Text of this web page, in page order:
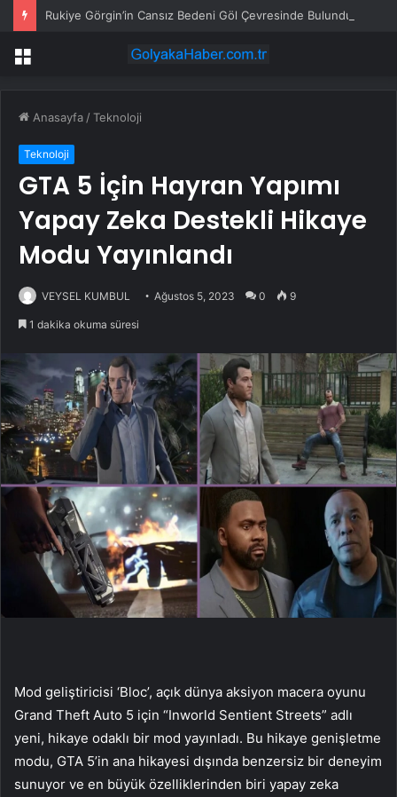
Rukiye Görgin’in Cansız Bedeni Göl Çevresinde Bulundu
Menü
Anasayfa /Teknoloji
Teknoloji
GTA 5 İçin Hayran Yapımı
Yapay Zeka Destekli Hikaye
Modu Yayınlandı
VEYSEL KUMBUL Ağustos 5, 2023 0 9
1 dakika okuma süresi
Mod geliştiricisi ‘Bloc’, açık dünya aksiyon macera oyunu
Grand Theft Auto 5 için “Inworld Sentient Streets” adlı
yeni, hikaye odaklı bir mod yayınladı. Bu hikaye genişletme
modu, GTA 5’in ana hikayesi dışında benzersiz bir deneyim
sunuyor ve en büyük özelliklerinden biri yapay zeka